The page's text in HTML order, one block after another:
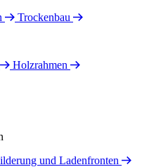
Trockenbau
Holzrahmen
und Ladenfronten